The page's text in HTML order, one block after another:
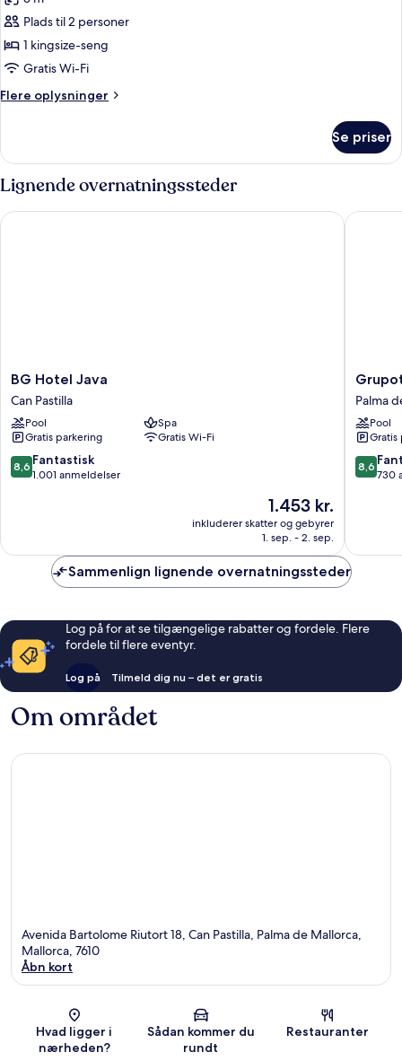
billeder
af
DOUBLE
KING
SIZE
BED
Plads til 2 personer
1 kingsize-seng
Gratis Wi-Fi
Flere oplysninger
Flere
KING
SIZE
BED
Se priser
Lignende overnatningssteder
BG
Hotel
Java
Can
Pastilla
BG Hotel Java
Can Pastilla
Pool
Spa
Gratis parkering
Gratis Wi-Fi
8.6
ud
anmeldelser
8,6 Fantastisk
1.001 anmeldelser
Prisen
1.453 kr.
1.453 kr.
inkluderer skatter og gebyrer
1. sep. - 2. sep.
BG Hotel Java
Taurus
Park
Palma
de
Mallorca
Palma
Pool
Gratis
8.6
ud
8,6
730
Sammenlign lignende overnatningssteder
Log på for at se tilgængelige rabatter og fordele. Flere
fordele til flere eventyr.
Log på Tilmeld dig nu – det er gratis
Om området
Avenida Bartolome Riutort 18, Can Pastilla, Palma de Mallorca,
Mallorca, 7610
Åbn kort
Hvad ligger i
nærheden?
Sådan kommer du
rundt
Restauranter